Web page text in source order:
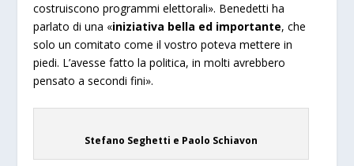
costruiscono programmi elettorali». Benedetti ha
parlato di una «iniziativa bella ed importante, che
solo un comitato come il vostro poteva mettere in
piedi. L’avesse fatto la politica, in molti avrebbero
pensato a secondi fini».
Stefano Seghetti e Paolo Schiavon